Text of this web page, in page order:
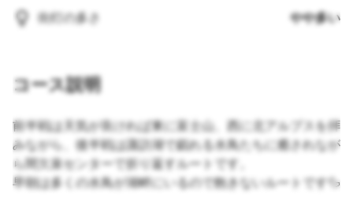
街灯の多さ やや多い
コース説明
前半戦は天気が良ければ東に富士山、西に北アルプスを拝
みながら、後半戦は諏訪湖で戯れる水鳥たちに癒されなが
ら間欠泉センターで折り返すルートです。
早朝は多くの水鳥が湖畔にいるので飽きないルートです🦆